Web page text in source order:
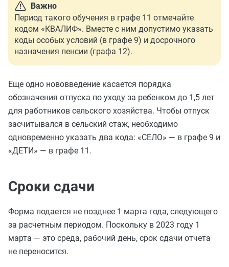
Важно
Период такого обучения в графе 11 отмечайте
кодом «КВАЛИФ». Вместе с ним допустимо указать
коды особых условий (в графе 9) и досрочного
назначения пенсии (графа 12).
Еще одно нововведение касается порядка
обозначения отпуска по уходу за ребенком до 1,5 лет
для работников сельского хозяйства. Чтобы отпуск
засчитывался в сельский стаж, необходимо
одновременно указать два кода: «СЕЛО» — в графе 9 и
«ДЕТИ» — в графе 11.
Сроки сдачи
Форма подается не позднее 1 марта года, следующего
за расчетным периодом. Поскольку в 2023 году 1
марта — это среда, рабочий день, срок сдачи отчета
не переносится.